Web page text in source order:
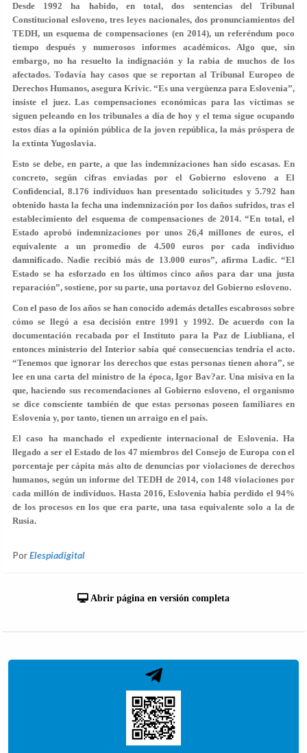
Desde 1992 ha habido, en total, dos sentencias del Tribunal
Constitucional esloveno, tres leyes nacionales, dos pronunciamientos del
TEDH, un esquema de compensaciones (en 2014), un referéndum poco
tiempo después y numerosos informes académicos. Algo que, sin
embargo,no ha resuelto la indignación y la rabia de muchos de los
afectados. Todavía hay casos que se reportan al Tribunal Europeo de
Derechos Humanos, asegura Krivic. “Es una vergüenza para Eslovenia”,
insiste el juez. Las compensaciones económicas para las víctimas se
siguen peleando en los tribunales a día de hoy y el tema sigue ocupando
estos días a la opinión pública de la joven república, la más próspera de
la extinta Yugoslavia.
Esto se debe, en parte, a que las indemnizaciones han sido escasas. En
concreto, según cifras enviadas por el Gobierno esloveno a El
Confidencial, 8.176 individuos han presentado solicitudes y 5.792 han
obtenido hasta la fecha una indemnización por los daños sufridos, tras el
establecimiento del esquema de compensaciones de 2014. “En total, el
Estado aprobó indemnizaciones por unos 26,4 millones de euros, el
equivalente a un promedio de 4.500 euros por cada individuo
damnificado. Nadie recibió más de 13.000 euros”, afirma Ladic. “El
Estado se ha esforzado en los últimos cinco años para dar una justa
reparación”, sostiene, por su parte, una portavoz del Gobierno esloveno.
Con el paso de los años se han conocido además detalles escabrosos sobre
cómo se llegó a esa decisión entre 1991 y 1992. De acuerdo con la
documentación recabada por el Instituto para la Paz de Liubliana, el
entonces ministerio del Interiorsabía qué consecuencias tendría el acto.
“Tenemos que ignorar los derechos que estas personas tienen ahora”, se
lee en una carta del ministro de la época, Igor Bav?ar. Una misiva en la
que, haciendo sus recomendaciones al Gobierno esloveno, el organismo
se dice consciente también de que estas personas poseen familiares en
Eslovenia y, por tanto, tienen un arraigo en el país.
El caso ha manchado el expediente internacional de Eslovenia. Ha
llegado a ser el Estado de los 47 miembros del Consejo de Europa con el
porcentaje per cápita más alto de denuncias por violaciones de derechos
humanos, según un informe del TEDH de 2014, con 148 violaciones por
cada millón de individuos. Hasta 2016, Eslovenia había perdido el 94%
de los procesos en los que era parte, una tasa equivalente solo a la de
Rusia.
PorElespiadigital
Abrir página en versión completa